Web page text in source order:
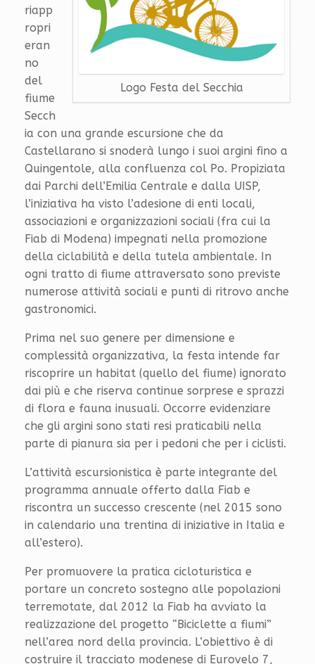
Logo Festa del Secchia
riapp
ropri
eran
no
del
fiume
Secch
ia con una grande escursione che da
Castellarano si snoderà lungo i suoi argini fino a
Quingentole, alla confluenza col Po. Propiziata
dai Parchi dell’Emilia Centrale e dalla UISP,
l’iniziativa ha visto l’adesione di enti locali,
associazioni e organizzazioni sociali (fra cui la
Fiab di Modena) impegnati nella promozione
della ciclabilità e della tutela ambientale. In
ogni tratto di fiume attraversato sono previste
numerose attività sociali e punti di ritrovo anche
gastronomici.
Prima nel suo genere per dimensione e
complessità organizzativa, la festa intende far
riscoprire un habitat (quello del fiume) ignorato
dai più e che riserva continue sorprese e sprazzi
di flora e fauna inusuali. Occorre evidenziare
che gli argini sono stati resi praticabili nella
parte di pianura sia per i pedoni che per i ciclisti.
L’attività escursionistica è parte integrante del
programma annuale offerto dalla Fiab e
riscontra un successo crescente (nel 2015 sono
in calendario una trentina di iniziative in Italia e
all’estero).
Per promuovere la pratica cicloturistica e
portare un concreto sostegno alle popolazioni
terremotate, dal 2012 la Fiab ha avviato la
realizzazione del progetto “Biciclette a fiumi”
nell’area nord della provincia. L’obiettivo è di
costruire il tracciato modenese di Eurovelo 7,